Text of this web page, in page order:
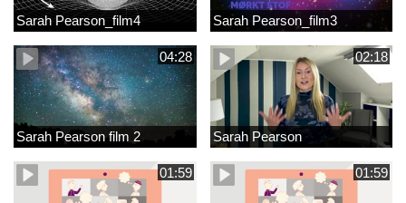
Sarah Pearson_film4 Sarah Pearson_film3
04:28
Sarah Pearson film 2
02:18
Sarah Pearson
01:59 01:59